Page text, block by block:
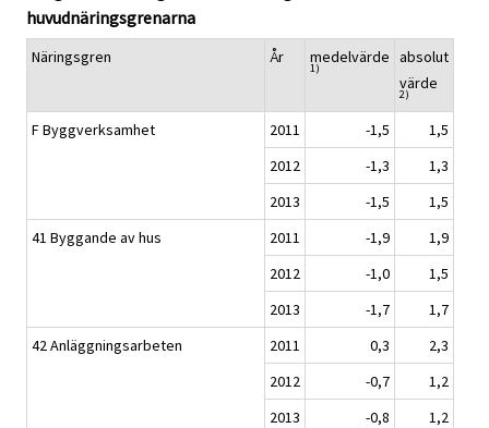
huvudnäringsgrenarna
Näringsgren År medelvärde
1)
absolut
värde
2)
F Byggverksamhet 2011 -1,5
1,5
2012
-1,3
1,3
2013
-1,5
1,5
41 Byggande av hus
2011 -1,9
1,9
2012
-1,0
1,5
2013
-1,7
1,7
42 Anläggningsarbeten
2011 0,3
2,3
2012
-0,7
1,2
2013
-0,8
1,2